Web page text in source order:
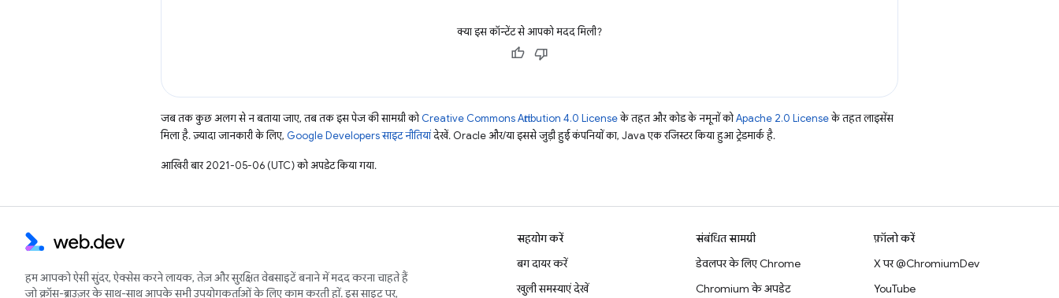
क्या इस कॉन्टेंट से आपको मदद मिली?
जब तक कुछ अलग से न बताया जाए, तब तक इस पेज की सामग्री कोCreative Commons Attribution 4.0 Licenseके तहत और कोड के नमूनों कोApache 2.0 Licenseके तहत लाइसेंस
मिला है. ज़्यादा जानकारी के लिए, Google Developers साइट नीतियांदेखें. Oracle और/या इससे जुड़ी हुई कंपनियों का, Java एक रजिस्टर किया हुआ ट्रेडमार्क है.
आखिरी बार 2021-05-06 (UTC) को अपडेट किया गया.
हम आपको ऐसी सुंदर, ऐक्सेस करने लायक, तेज़ और सुरक्षित वेबसाइटें बनाने में मदद करना चाहते हैं
जो क्रॉस-ब्राउज़र के साथ-साथ आपके सभी उपयोगकर्ताओं के लिए काम करती हों. इस साइट पर,
सहयोग करें
बग दायर करें
खुली समस्याएं देखें
संबंधित सामग्री
डेवलपर के लिए Chrome
Chromium के अपडेट
फ़ॉलो करें
X पर @ChromiumDev
YouTube